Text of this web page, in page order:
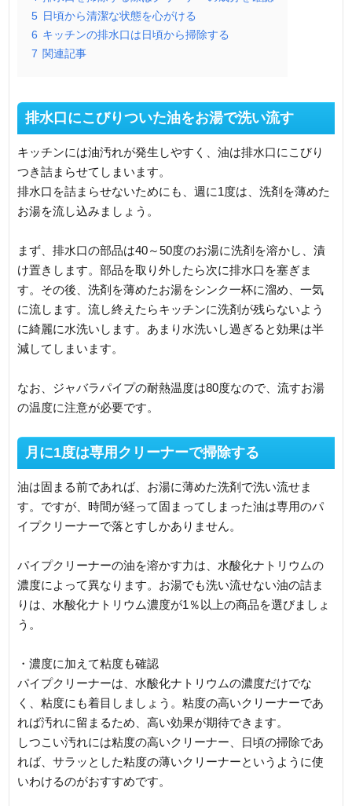
5 日頃から清潔な状態を心がける
6 キッチンの排水口は日頃から掃除する
7 関連記事
排水口にこびりついた油をお湯で洗い流す
キッチンには油汚れが発生しやすく、油は排水口にこびり
つき詰まらせてしまいます。
排水口を詰まらせないためにも、週に1度は、洗剤を薄めた
お湯を流し込みましょう。
まず、排水口の部品は40～50度のお湯に洗剤を溶かし、漬
け置きします。部品を取り外したら次に排水口を塞ぎま
す。その後、洗剤を薄めたお湯をシンク一杯に溜め、一気
に流します。流し終えたらキッチンに洗剤が残らないよう
に綺麗に水洗いします。あまり水洗いし過ぎると効果は半
減してしまいます。
なお、ジャバラパイプの耐熱温度は80度なので、流すお湯
の温度に注意が必要です。
月に1度は専用クリーナーで掃除する
油は固まる前であれば、お湯に薄めた洗剤で洗い流せま
す。ですが、時間が経って固まってしまった油は専用のパ
イプクリーナーで落とすしかありません。
パイプクリーナーの油を溶かす力は、水酸化ナトリウムの
濃度によって異なります。お湯でも洗い流せない油の詰ま
りは、水酸化ナトリウム濃度が1％以上の商品を選びましょ
う。
・濃度に加えて粘度も確認
パイプクリーナーは、水酸化ナトリウムの濃度だけでな
く、粘度にも着目しましょう。粘度の高いクリーナーであ
れば汚れに留まるため、高い効果が期待できます。
しつこい汚れには粘度の高いクリーナー、日頃の掃除であ
れば、サラッとした粘度の薄いクリーナーというように使
いわけるのがおすすめです。